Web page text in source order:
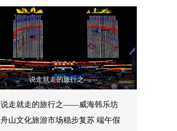
说走就走的旅行之——
说走就走的旅行之——威海韩乐坊
舟山文化旅游市场稳步复苏 端午假